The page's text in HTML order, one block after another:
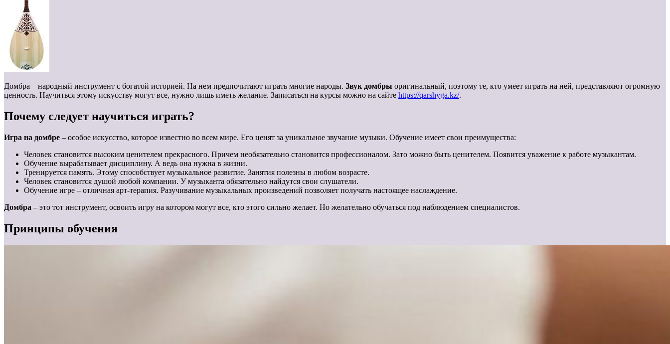
Домбра – народный инструмент с богатой историей. На нем предпочитают играть многие народы. Звук домбры оригинальный, поэтому те, кто умеет играть на ней, представляют огромную
ценность. Научиться этому искусству могут все, нужно лишь иметь желание. Записаться на курсы можно на сайте https://qarshyga.kz/.
Почему следует научиться играть?
Игра на домбре – особое искусство, которое известно во всем мире. Его ценят за уникальное звучание музыки. Обучение имеет свои преимущества:
Человек становится высоким ценителем прекрасного. Причем необязательно становится профессионалом. Зато можно быть ценителем. Появится уважение к работе музыкантам.
Обучение вырабатывает дисциплину. А ведь она нужна в жизни.
Тренируется память. Этому способствует музыкальное развитие. Занятия полезны в любом возрасте.
Человек становится душой любой компании. У музыканта обязательно найдутся свои слушатели.
Обучение игре – отличная арт-терапия. Разучивание музыкальных произведений позволяет получать настоящее наслаждение.
Домбра – это тот инструмент, освоить игру на котором могут все, кто этого сильно желает. Но желательно обучаться под наблюдением специалистов.
Принципы обучения